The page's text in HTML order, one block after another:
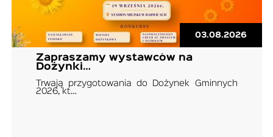
03.08.2026
Zapraszamy wystawców na
Dożynki…
Trwają przygotowania do Dożynek Gminnych
2026, kt…